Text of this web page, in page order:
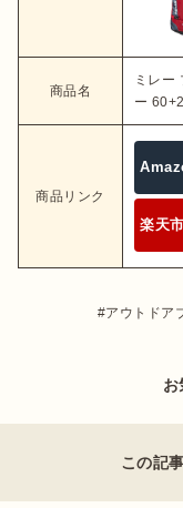
商品名
ミレー
ー
商品リンク
楽天
アウトドア
お
この記